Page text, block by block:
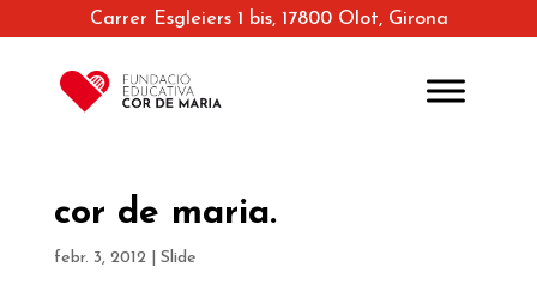
Carrer Esgleiers 1 bis, 17800 Olot, Girona
cor de maria.
febr. 3, 2012| Slide